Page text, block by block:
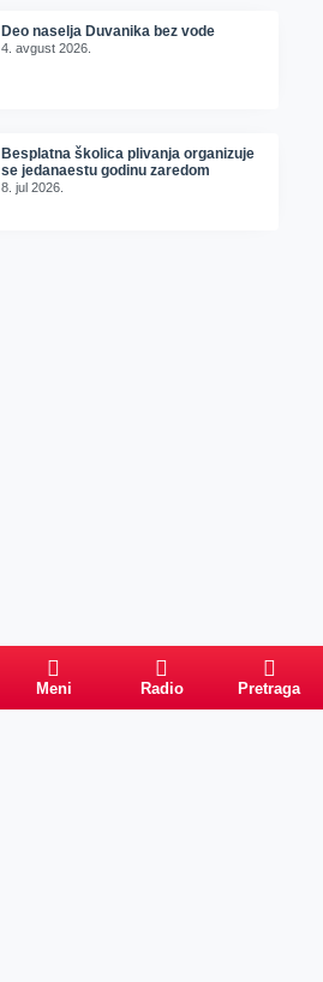
Deo naselja Duvanika bez vode
4. avgust 2026.
Besplatna školica plivanja organizuje
se jedanaestu godinu zaredom
8. jul 2026.
Meni Radio Pretraga